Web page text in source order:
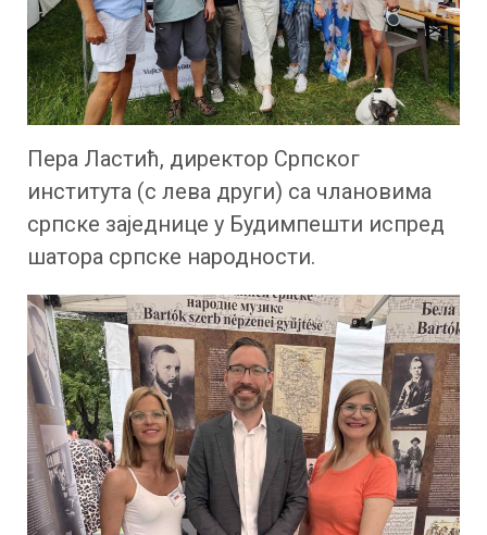
Пера Ластић, директор Српског
института (с лева други) са члановима
српске заједнице у Будимпешти испред
шатора српске народности.